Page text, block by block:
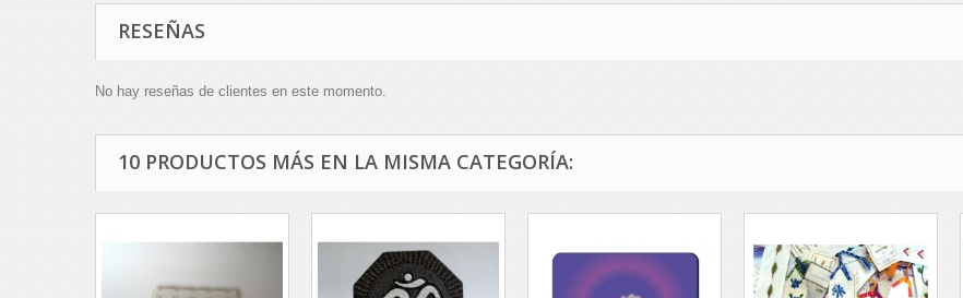
RESEÑAS
No hay reseñas de clientes en este momento.
10 PRODUCTOS MÁS EN LA MISMA CATEGORÍA: